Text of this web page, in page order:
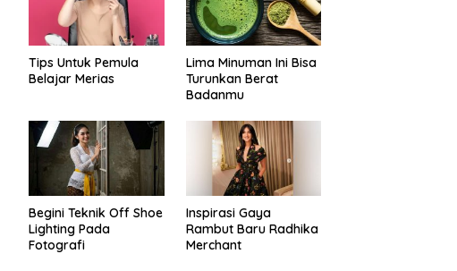
Tips Untuk Pemula
Belajar Merias
Lima Minuman Ini Bisa
Turunkan Berat
Badanmu
Begini Teknik Off Shoe
Lighting Pada
Fotografi
Inspirasi Gaya
Rambut Baru Radhika
Merchant